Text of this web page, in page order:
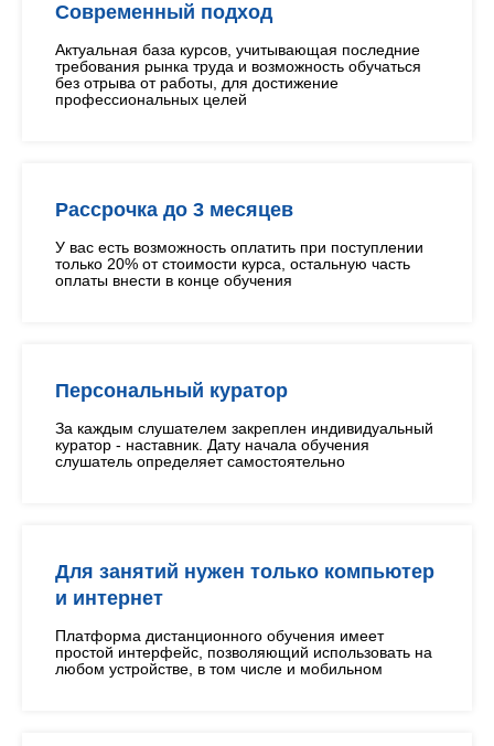
Современный подход
Актуальная база курсов, учитывающая последние
требования рынка труда и возможность обучаться
без отрыва от работы, для достижение
профессиональных целей
Рассрочка до 3 месяцев
У вас есть возможность оплатить при поступлении
только 20% от стоимости курса, остальную часть
оплаты внести в конце обучения
Персональный куратор
За каждым слушателем закреплен индивидуальный
куратор - наставник. Дату начала обучения
слушатель определяет самостоятельно
Для занятий нужен только компьютер
и интернет
Платформа дистанционного обучения имеет
простой интерфейс, позволяющий использовать на
любом устройстве, в том числе и мобильном